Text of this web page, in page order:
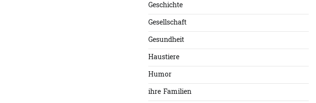
Geschichte
Gesellschaft
Gesundheit
Haustiere
Humor
ihre Familien